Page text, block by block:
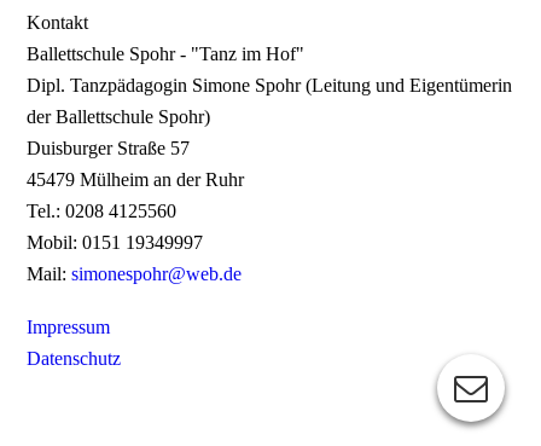
Kontakt
Ballettschule Spohr - "Tanz im Hof"
Dipl. Tanzpädagogin Simone Spohr (Leitung und Eigentümerin
der Ballettschule Spohr)
Duisburger Straße 57
45479 Mülheim an der Ruhr
Tel.: 0208 4125560
Mobil: 0151 19349997
Mail:simonespohr@web.de
Impressum
Datenschutz